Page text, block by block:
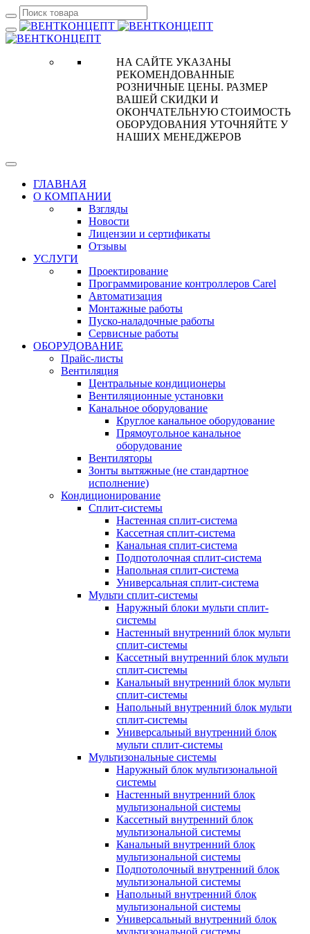
НА САЙТЕ УКАЗАНЫ
РЕКОМЕНДОВАННЫЕ
РОЗНИЧНЫЕ ЦЕНЫ. РАЗМЕР
ВАШЕЙ СКИДКИ И
ОКОНЧАТЕЛЬНУЮ СТОИМОСТЬ
ОБОРУДОВАНИЯ УТОЧНЯЙТЕ У
НАШИХ МЕНЕДЖЕРОВ
ГЛАВНАЯ
О КОМПАНИИ
Взгляды
Новости
Лицензии и сертификаты
Отзывы
УСЛУГИ
Проектирование
Программирование контроллеров Carel
Автоматизация
Монтажные работы
Пуско-наладочные работы
Сервисные работы
ОБОРУДОВАНИЕ
Прайс-листы
Вентиляция
Центральные кондиционеры
Вентиляционные установки
Канальное оборудование
Круглое канальное оборудование
Прямоугольное канальное
оборудование
Вентиляторы
Зонты вытяжные (не стандартное
исполнение)
Кондиционирование
Сплит-системы
Настенная сплит-система
Кассетная сплит-система
Канальная сплит-система
Подпотолочная сплит-система
Напольная сплит-система
Универсальная сплит-система
Мульти сплит-системы
Наружный блоки мульти сплит-
системы
Настенный внутренний блок мульти
сплит-системы
Кассетный внутренний блок мульти
сплит-системы
Канальный внутренний блок мульти
сплит-системы
Напольный внутренний блок мульти
сплит-системы
Универсальный внутренний блок
мульти сплит-системы
Мультизональные системы
Наружный блок мультизональной
системы
Настенный внутренний блок
мультизональной системы
Кассетный внутренний блок
мультизональной системы
Канальный внутренний блок
мультизональной системы
Подпотолочный внутренний блок
мультизональной системы
Напольный внутренний блок
мультизональной системы
Универсальный внутренний блок
мультизональной системы